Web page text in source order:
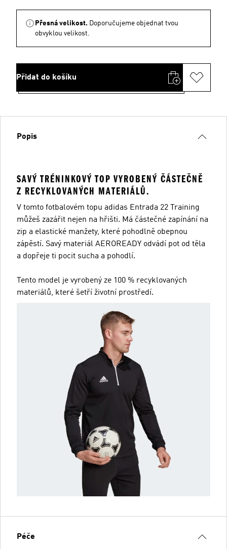
Přesná velikost. Doporučujeme objednat tvou
obvyklou velikost.
Přidat do košíku
Popis
SAVÝ TRÉNINKOVÝ TOP VYROBENÝ ČÁSTEČNĚ
Z RECYKLOVANÝCH MATERIÁLŮ.
V tomto fotbalovém topu adidas Entrada 22 Training
můžeš zazářit nejen na hřišti. Má částečné zapínání na
zip a elastické manžety, které pohodlně obepnou
zápěstí. Savý materiál AEROREADY odvádí pot od těla
a dopřeje ti pocit sucha a pohodlí.
Tento model je vyrobený ze 100 % recyklovaných
materiálů, které šetří životní prostředí.
Péče